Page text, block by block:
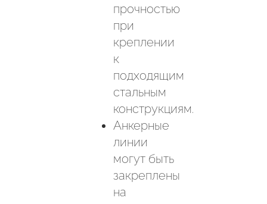
прочностью
при
креплении
к
подходящим
стальным
конструкциям.
Анкерные
линии
могут быть
закреплены
на